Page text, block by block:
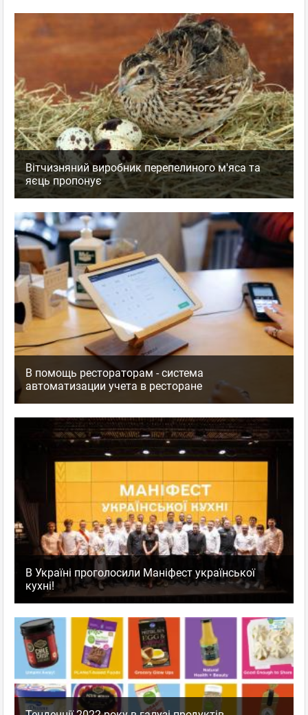
Вітчизняний виробник перепелиного м'яса та
яєць пропонує
В помощь рестораторам - система
автоматизации учета в ресторане
В Україні проголосили Маніфест української
кухні!